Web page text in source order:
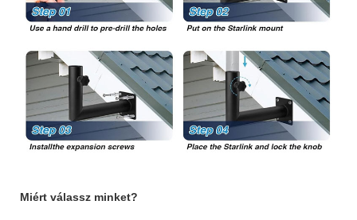
Miért válassz minket?